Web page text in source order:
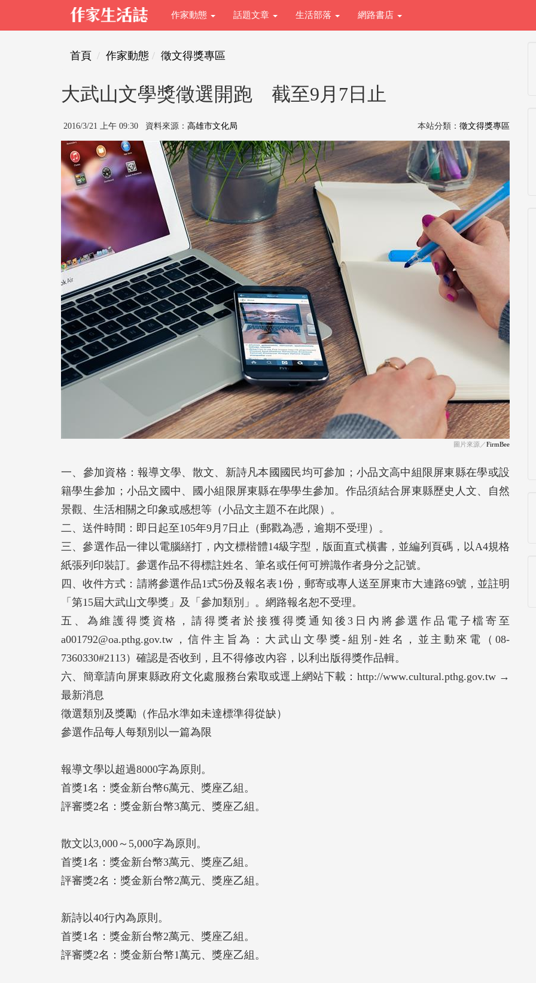
作家動態 話題文章 生活部落 網路書店
首頁 作家動態 徵文得獎專區
大武山文學獎徵選開跑 截至9月7日止
2016/3/21 上午 09:30 資料來源： 高雄市文化局 本站分類： 徵文得獎專區
圖片來源／FirmBee
一、參加資格：報導文學、散文、新詩凡本國國民均可參加；小品文高中組限屏東縣在學或設
籍學生參加；小品文國中、國小組限屏東縣在學學生參加。作品須結合屏東縣歷史人文、自然
景觀、生活相關之印象或感想等（小品文主題不在此限）。
二、送件時間：即日起至105年9月7日止（郵戳為憑，逾期不受理）。
三、參選作品一律以電腦繕打，內文標楷體14級字型，版面直式橫書，並編列頁碼，以A4規格
紙張列印裝訂。參選作品不得標註姓名、筆名或任何可辨識作者身分之記號。
四、收件方式：請將參選作品1式5份及報名表1份，郵寄或專人送至屏東市大連路69號，並註明
「第15屆大武山文學獎」及「參加類別」。網路報名恕不受理。
五、為維護得獎資格，請得獎者於接獲得獎通知後3日內將參選作品電子檔寄至
a001792@oa.pthg.gov.tw，信件主旨為：大武山文學獎-組別-姓名，並主動來電（08-
7360330#2113）確認是否收到，且不得修改內容，以利出版得獎作品輯。
六、簡章請向屏東縣政府文化處服務台索取或逕上網站下載：http://www.cultural.pthg.gov.tw →
最新消息
徵選類別及獎勵（作品水準如未達標準得從缺）
參選作品每人每類別以一篇為限
報導文學以超過8000字為原則。
首獎1名：獎金新台幣6萬元、獎座乙組。
評審獎2名：獎金新台幣3萬元、獎座乙組。
散文以3,000～5,000字為原則。
首獎1名：獎金新台幣3萬元、獎座乙組。
評審獎2名：獎金新台幣2萬元、獎座乙組。
新詩以40行內為原則。
首獎1名：獎金新台幣2萬元、獎座乙組。
評審獎2名：獎金新台幣1萬元、獎座乙組。